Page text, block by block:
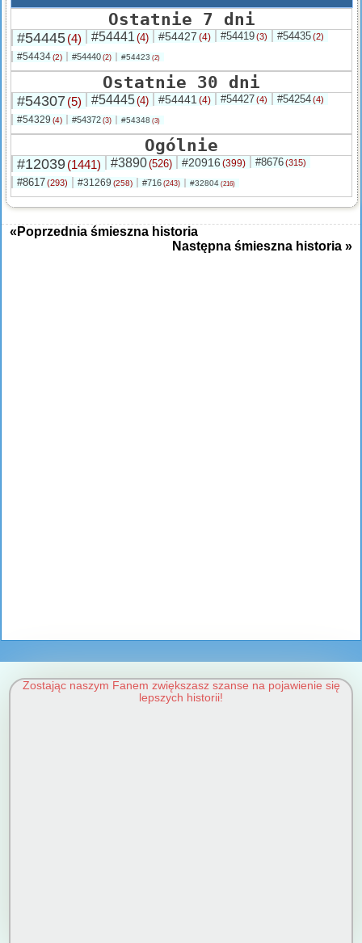
Ostatnie 7 dni
#54445(4) #54441 (4) #54427 (4) #54419(3) #54435(2)
#54434(2) #54440 (2) #54423 (2)
Ostatnie 30 dni
#54307 (5) #54445(4) #54441 (4) #54427(4) #54254(4)
#54329 (4) #54372 (3) #54348 (3)
Ogólnie
#12039(1441) #3890(526) #20916 (399) #8676(315)
#8617(293) #31269 (258) #716 (243) #32804 (216)
«Poprzednia śmieszna historia
Następna śmieszna historia »
Zostając naszym Fanem zwiększasz szanse na pojawienie się
lepszych historii!